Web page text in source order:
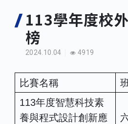
制與避難演練，以免受罰。
🎉🎉🎉狂賀! 12望蘇同學榮
連續兩年錄取世界第一學府！
113學年度校
榜
2024.10.04 4919
比賽名稱
113年度智慧科技素
養與程式設計創新應